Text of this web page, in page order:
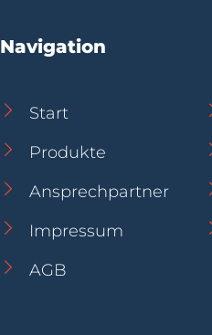
Navigation
Start
Produkte
Ansprechpartner
Impressum
AGB